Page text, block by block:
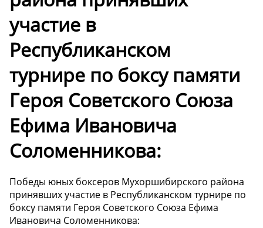
участие в
Республиканском
турнире по боксу памяти
Героя Советского Союза
Ефима Ивановича
Соломенникова:
Победы юных боксеров Мухоршибирского района
принявших участие в Республиканском турнире по
боксу памяти Героя Советского Союза Ефима
Ивановича Соломенникова: